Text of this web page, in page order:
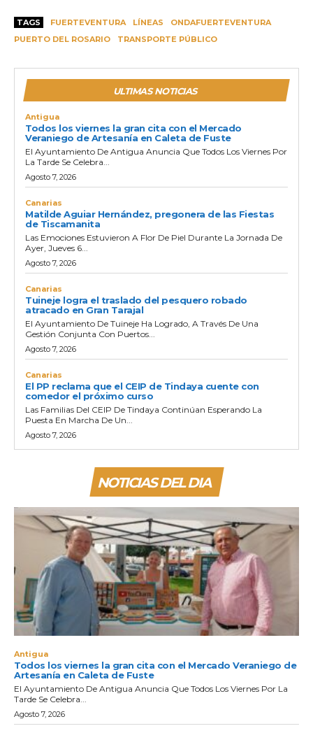
TAGS FUERTEVENTURA LÍNEAS
ONDAFUERTEVENTURA
PUERTO DEL ROSARIO
TRANSPORTE PÚBLICO
ULTIMAS NOTICIAS
Antigua
Todos los viernes la gran cita con el Mercado
Veraniego de Artesanía en Caleta de Fuste
El Ayuntamiento De Antigua Anuncia Que Todos Los Viernes Por
La Tarde Se Celebra...
Agosto 7, 2026
Canarias
Matilde Aguiar Hernández, pregonera de las Fiestas
de Tiscamanita
Las Emociones Estuvieron A Flor De Piel Durante La Jornada De
Ayer, Jueves 6...
Agosto 7, 2026
Canarias
Tuineje logra el traslado del pesquero robado
atracado en Gran Tarajal
El Ayuntamiento De Tuineje Ha Logrado, A Través De Una
Gestión Conjunta Con Puertos...
Agosto 7, 2026
Canarias
El PP reclama que el CEIP de Tindaya cuente con
comedor el próximo curso
Las Familias Del CEIP De Tindaya Continúan Esperando La
Puesta En Marcha De Un...
Agosto 7, 2026
NOTICIAS DEL DIA
Antigua
Todos los viernes la gran cita con el Mercado Veraniego de
Artesanía en Caleta de Fuste
El Ayuntamiento De Antigua Anuncia Que Todos Los Viernes Por La
Tarde Se Celebra...
Agosto 7, 2026